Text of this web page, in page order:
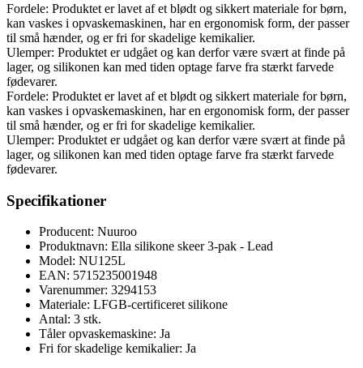
Fordele: Produktet er lavet af et blødt og sikkert materiale for børn,
kan vaskes i opvaskemaskinen, har en ergonomisk form, der passer
til små hænder, og er fri for skadelige kemikalier.
Ulemper: Produktet er udgået og kan derfor være svært at finde på
lager, og silikonen kan med tiden optage farve fra stærkt farvede
fødevarer.
Fordele: Produktet er lavet af et blødt og sikkert materiale for børn,
kan vaskes i opvaskemaskinen, har en ergonomisk form, der passer
til små hænder, og er fri for skadelige kemikalier.
Ulemper: Produktet er udgået og kan derfor være svært at finde på
lager, og silikonen kan med tiden optage farve fra stærkt farvede
fødevarer.
Specifikationer
Producent: Nuuroo
Produktnavn: Ella silikone skeer 3-pak - Lead
Model: NU125L
EAN: 5715235001948
Varenummer: 3294153
Materiale: LFGB-certificeret silikone
Antal: 3 stk.
Tåler opvaskemaskine: Ja
Fri for skadelige kemikalier: Ja